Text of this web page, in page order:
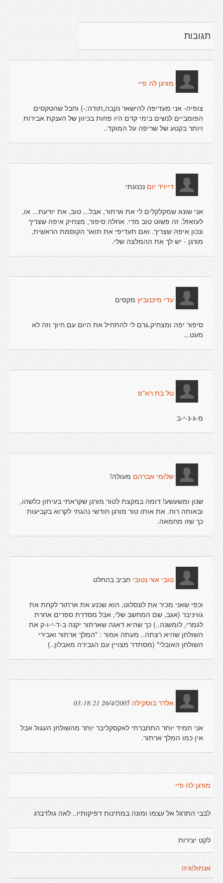
תגובות
מורגן לה פיי
צופיה- אני מעדיפה להישאר נקבה,תודה:-) וחבל שהטקסים
הפומביים לנשים בימי קדם היו פחות בכיוון של הענקת אבירות
ויותר בקטע של שריפה על המוקד..
דייויד יום נכנעתי
אני שונא שמקלקלים לי את ארתור, אבל... טוב, את יודעת... או,
לעזאזל. זה פשוט טוב מדי. אחלה סיפור, מצחיק איפה שצריך
ונכון איפה שצריך. ואם תעדיפי את תואר הקוסמת הראשית,
מורגן - יש לך את ההמלצה שלי.
עדי מיכנוביץ מקסים
סיפור יפה ומצחיק.גרם לי להתחיל את היום עם חיוך וזה לא
מעט...
טל בת רא"פ
מ-ג-נ-י-ב
שלומי אברהם מעולה!
שנון ומשעשע! דומה במקצת לטור מורגן שקראתי בעיתון כלשהו,
ובאותה רוח. את אותו טור מורגן חודשי נהגתי לקרוא בקביעות
כך שזו מחמאה.
טובי אור נטובי חביב בהחלט
וכפי שאני מכיר את לונסלוט, הוא שכנע את ארתור לקחת את
גוויניבר (אגב, שם המחשב שלי, אבל מסדרת ספרים אחרת
לגמרי, לומשנה..) כך שהיא דאגה שארתור יקנה ב-ד-י-ו-ק את
השולחן שהיא רצתה.. מעתה אמור : "המלך ארתור ואבירי
השולחן האובלי" (מסתדר מצויין עם הגבירה מאבלון..)
אלדר בוסקילה 26/4/2005 03:18:21
אני תמיד יותר התחברתי לאקסקליבר יותר מהשולחן העגול אבל
אין כמו המלך ארתור.
מורגן לה פיי
לבבי התרגל אל עצמו ומונה במתינות דפיקותיו.. לאה גולדברג
לקט יצירות
אנתולוגיה